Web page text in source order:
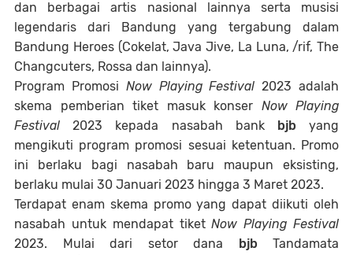
dan berbagai artis nasional lainnya serta musisi
legendaris dari Bandung yang tergabung dalam
Bandung Heroes (Cokelat, Java Jive, La Luna, /rif, The
Changcuters, Rossa dan lainnya).
Program Promosi Now Playing Festival2023 adalah
skema pemberian tiket masuk konser Now Playing
Festival2023 kepada nasabah bankbjb yang
mengikuti program promosi sesuai ketentuan. Promo
ini berlaku bagi nasabah baru maupun eksisting,
berlaku mulai 30 Januari 2023 hingga 3 Maret 2023.
Terdapat enam skema promo yang dapat diikuti oleh
nasabah untuk mendapat tiketNow Playing Festival
2023. Mulai dari setor dana bjb Tandamata